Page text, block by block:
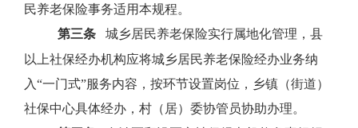
民养老保险事务适用本规程。
第三条
城乡居民养老保险实行属地化管理，县
以上社保经办机构应将城乡居民养老保险经办业务纳
入“一门式”服务内容，按环节设置岗位，乡镇（街道）
社保中心具体经办，村（居）委协管员协助办理。